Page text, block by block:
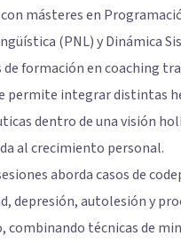
másteres en
(PNL) y Dinámica
de formación en coaching
permite integrar distintas
dentro de una visión
al crecimiento personal.
aborda casos de
depresión, autolesión y
combinando técnicas de